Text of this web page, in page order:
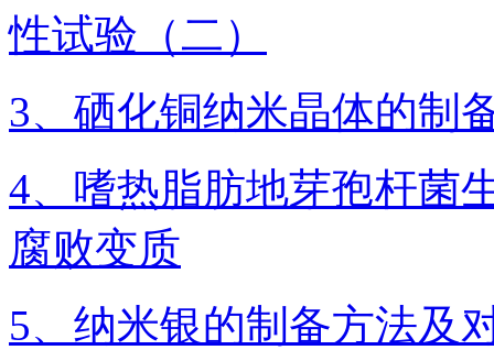
性试验（二）
3、硒化铜纳米晶体的制
4、嗜热脂肪地芽孢杆菌
腐败变质
5、纳米银的制备方法及